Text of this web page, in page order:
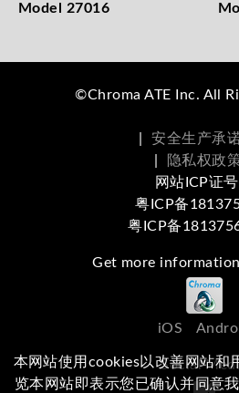
Model 27016
©Chroma ATE Inc. All
安全生产承
隐私权政
网站ICP证
粤ICP备
粤ICP备
Get more
iOS
Social
本网站使用cookies以改善网站和
览本网站即表示您已确认并同意